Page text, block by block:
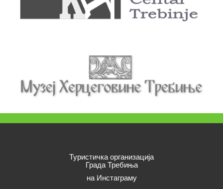
Туристичка организација
Града Требиња
на Инстаграму